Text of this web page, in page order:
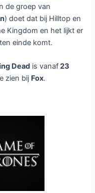
de groep van
) doet dat bij Hilltop en
Kingdom en het lijkt er
einde komt.
Dead is vanaf23
zien bij Fox.